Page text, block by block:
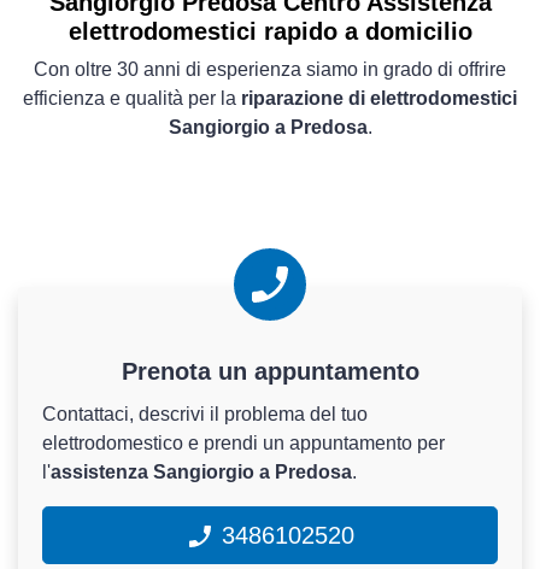
elettrodomestici rapido a domicilio
Con oltre 30 anni di esperienza siamo in grado di offrire
efficienza e qualità per la riparazione di elettrodomestici
Sangiorgio a Predosa.
Prenota un appuntamento
Contattaci, descrivi il problema del tuo
elettrodomestico e prendi un appuntamento per
l'assistenza Sangiorgio a Predosa.
3486102520